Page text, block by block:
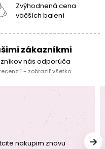
Zvýhodnená cena
väčších balení
zákazníkmi
nás odporúča
recenzií - zobraziť všetko
nakupim znovu